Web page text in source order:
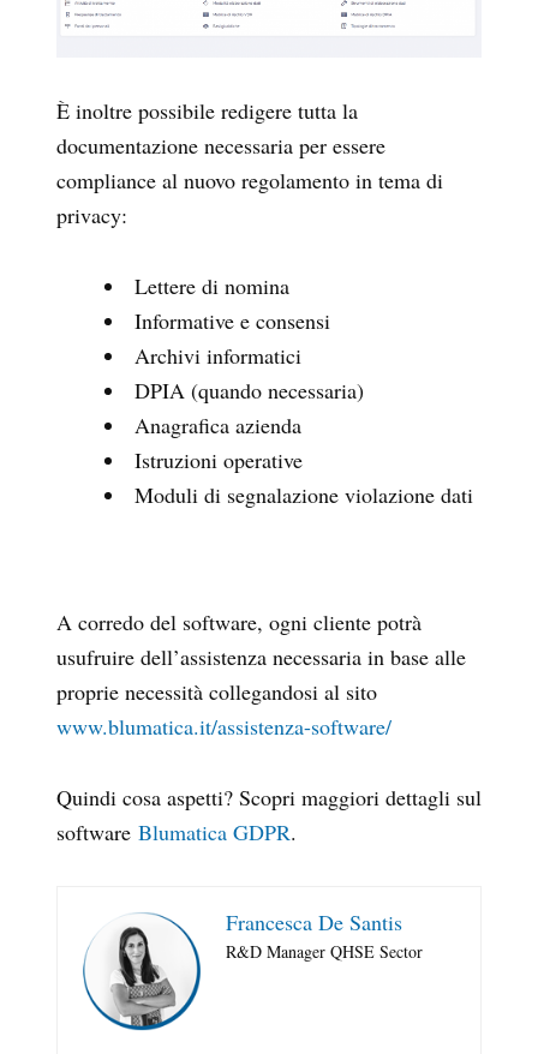
È inoltre possibile redigere tutta la
documentazione necessaria per essere
compliance al nuovo regolamento in tema di
privacy:
Lettere di nomina
Informative e consensi
Archivi informatici
DPIA (quando necessaria)
Anagrafica azienda
Istruzioni operative
Moduli di segnalazione violazione dati
A corredo del software, ogni cliente potrà
usufruire dell’assistenza necessaria in base alle
proprie necessità collegandosi al sito
www.blumatica.it/assistenza-software/
Quindi cosa aspetti? Scopri maggiori dettagli sul
software Blumatica GDPR.
Francesca De Santis
R&D Manager QHSE Sector